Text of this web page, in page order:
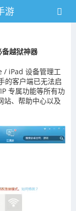
游
越狱神器
/ iPad 设备管理工
的客户端已无法启
专属功能等所有功
站、帮助中心以及